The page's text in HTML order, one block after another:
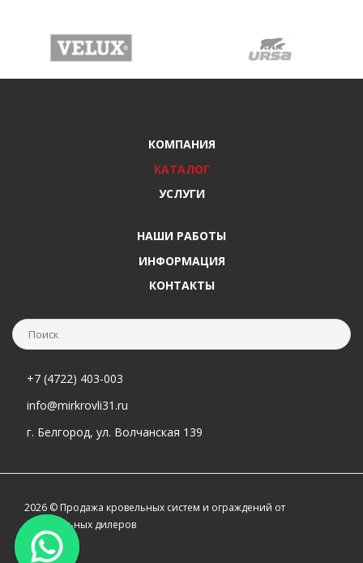
КОМПАНИЯ
КАТАЛОГ
УСЛУГИ
НАШИ РАБОТЫ
ИНФОРМАЦИЯ
КОНТАКТЫ
+7 (4722) 403-003
info@mirkrovli31.ru
г. Белгород, ул. Волчанская 139
2026 © Продажа кровельных систем и ограждений от
официальных дилеров